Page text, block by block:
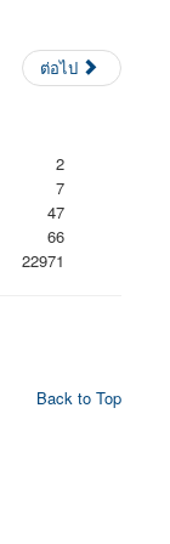
ต่อไป
2
7
47
66
22971
Back to Top